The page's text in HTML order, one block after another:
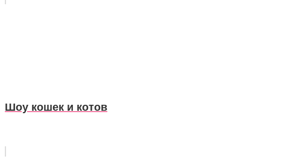
Шоу кошек и котов